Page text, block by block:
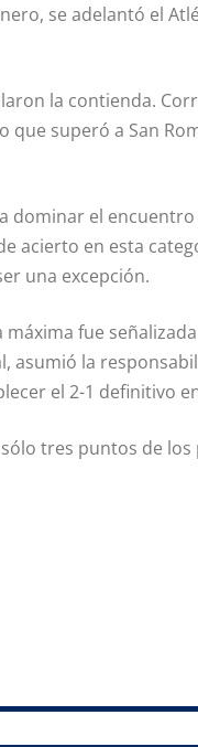
se adelantó el
la contienda.
superó a San
dominar el
acierto en esta
una excepción.
fue
asumió la
el 2-1 definitivo
tres puntos de